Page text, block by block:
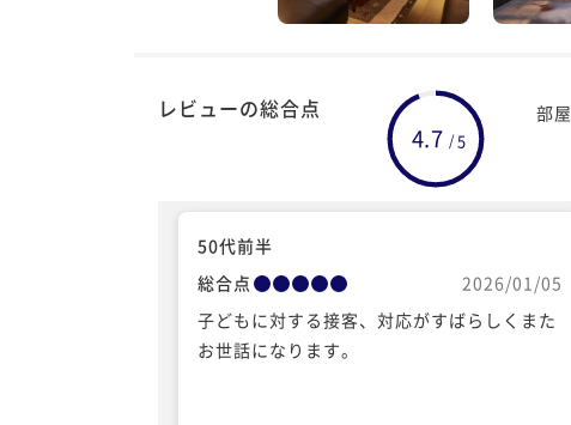
レビューの総合点
4.7 /5
部屋
50代前半
総合点
2026/01/05
子どもに対する接客、対応がすばらしくまた
お世話になります。